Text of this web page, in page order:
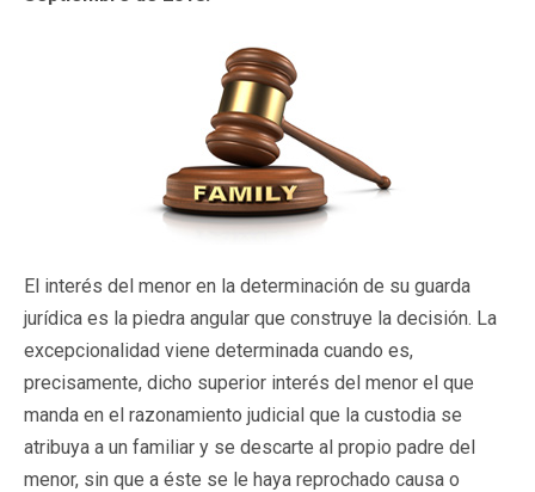
El interés del menor en la determinación de su guarda
jurídica es la piedra angular que construye la decisión. La
excepcionalidad viene determinada cuando es,
precisamente, dicho superior interés del menor el que
manda en el razonamiento judicial que la custodia se
atribuya a un familiar y se descarte al propio padre del
menor, sin que a éste se le haya reprochado causa o